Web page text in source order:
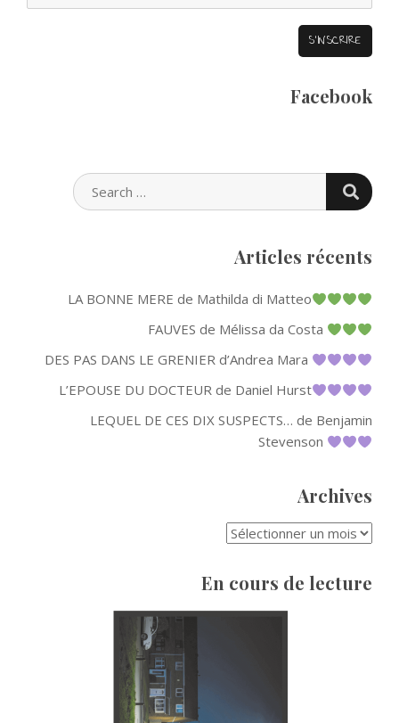
Facebook
SEARCH
FOR:
Articles récents
LA BONNE MERE de Mathilda di Matteo
FAUVES de Mélissa da Costa
DES PAS DANS LE GRENIER d’Andrea Mara
L’EPOUSE DU DOCTEUR de Daniel Hurst
LEQUEL DE CES DIX SUSPECTS… de Benjamin
Stevenson
Archives
En cours de lecture